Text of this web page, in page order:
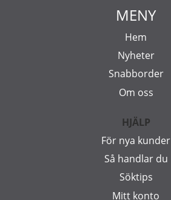
MENY
Hem
Nyheter
Snabborder
Om oss
HJÄLP
För nya kunder
Så handlar du
Söktips
Mitt konto